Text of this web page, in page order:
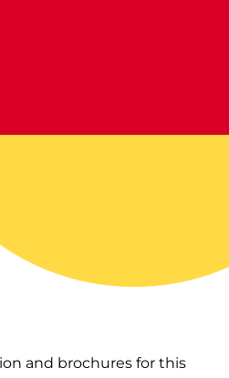
and brochures for this